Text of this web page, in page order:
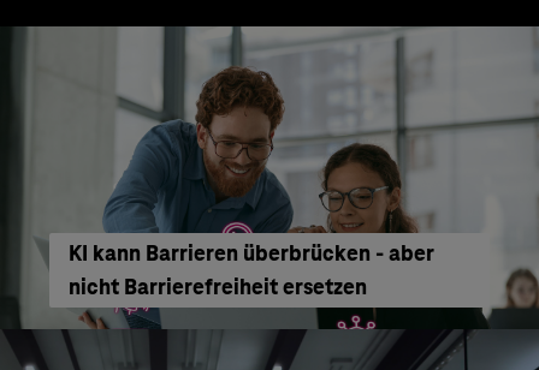
KI kann Barrieren überbrücken - aber
nicht Barrierefreiheit ersetzen